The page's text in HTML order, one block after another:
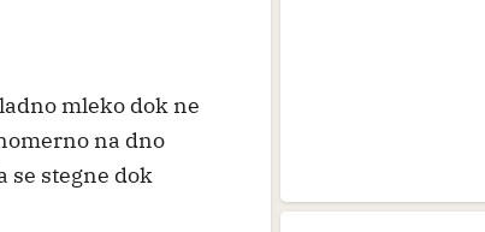
mleko dok ne
na dno
se stegne dok